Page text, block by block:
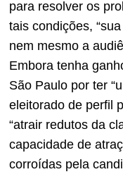
para resolver os
tais condições,
nem mesmo a
Embora tenha
São Paulo por ter
eleitorado de perfil
“atrair redutos da
capacidade de
corroídas pela